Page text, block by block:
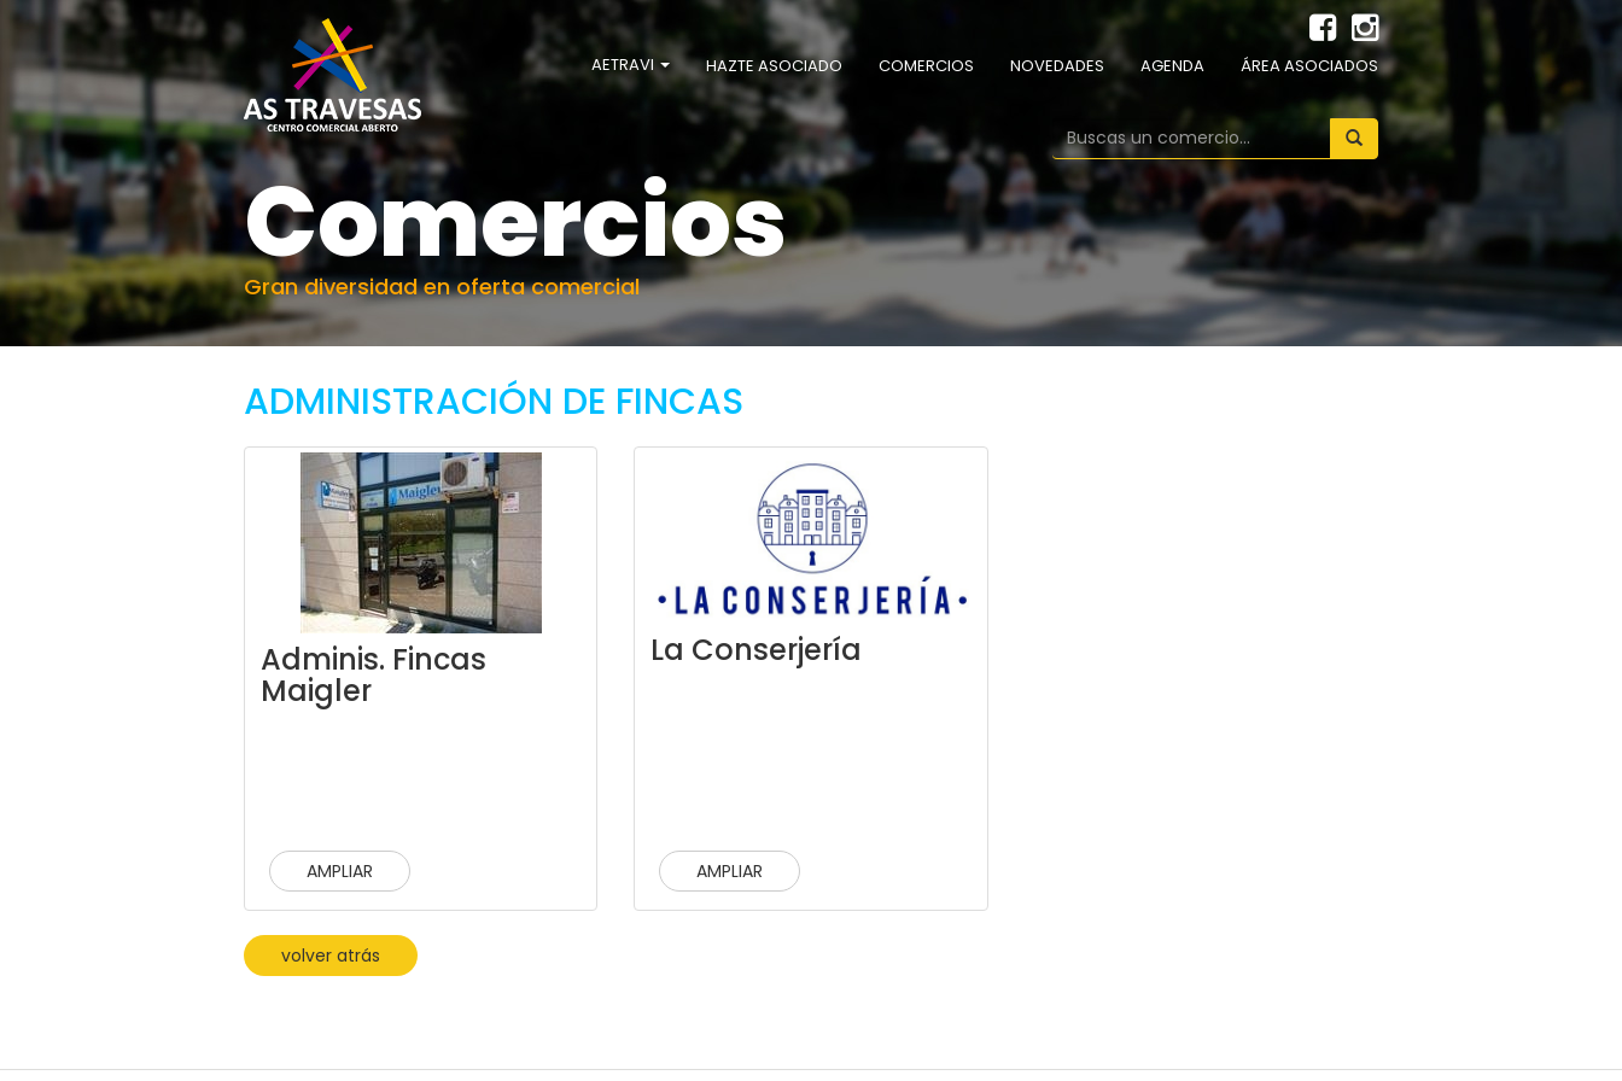
AETRAVI HAZTE ASOCIADO COMERCIOS NOVEDADES AGENDA ÁREA ASOCIADOS
Comercios
Gran diversidad en oferta comercial
ADMINISTRACIÓN DE FINCAS
Adminis. Fincas
Maigler
AMPLIAR
La Conserjería
AMPLIAR
volver atrás